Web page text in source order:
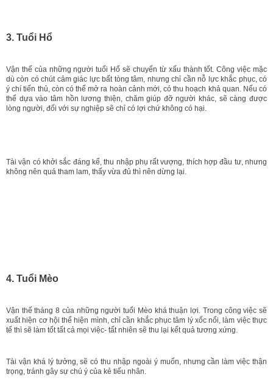
3. Tuổi Hổ
Vận thế của những người tuổi Hổ sẽ chuyển từ xấu thành tốt. Công việc mặc
dù còn có chút cảm giác lực bất tòng tâm, nhưng chỉ cần nỗ lực khắc phục, có
ý chí tiến thủ, còn có thể mở ra hoàn cảnh mới, có thu hoạch khả quan. Nếu có
thể dựa vào tâm hồn lương thiện, chăm giúp đỡ người khác, sẽ càng được
lòng người, đối với sự nghiệp sẽ chỉ có lợi chứ không có hại.
Tài vận có khởi sắc đáng kể, thu nhập phụ rất vượng, thích hợp đầu tư, nhưng
không nên quá tham lam, thấy vừa đủ thì nên dừng lại.
4. Tuổi Mèo
Vận thế tháng 8 của những người tuổi Mèo khá thuận lợi. Trong công việc sẽ
xuất hiện cơ hội thể hiện mình, chỉ cần khắc phục tâm lý xốc nổi, làm việc thực
tế thì sẽ làm tốt tất cả mọi việc- tất nhiên sẽ thu lại kết quả tương xứng.
Tài vận khá lý tưởng, sẽ có thu nhập ngoài ý muốn, nhưng cần làm việc thận
trọng, tránh gây sự chú ý của kẻ tiểu nhân.